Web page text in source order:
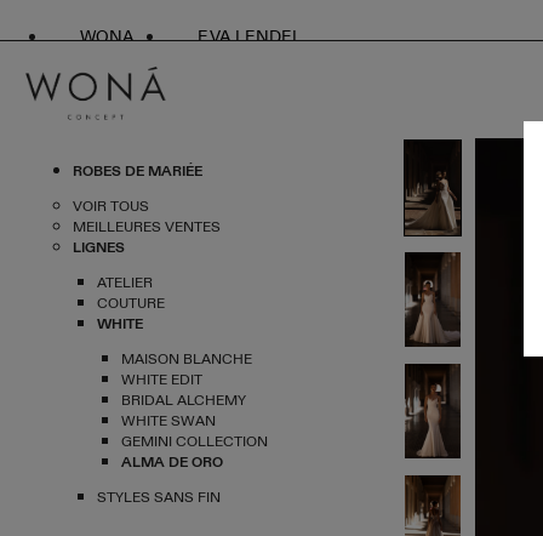
WONA EVA LENDEL
ROBES DE MARIÉE
VOIR TOUS
MEILLEURES VENTES
LIGNES
ATELIER
COUTURE
WHITE
MAISON BLANCHE
WHITE EDIT
BRIDAL ALCHEMY
WHITE SWAN
GEMINI COLLECTION
ALMA DE ORO
STYLES SANS FIN